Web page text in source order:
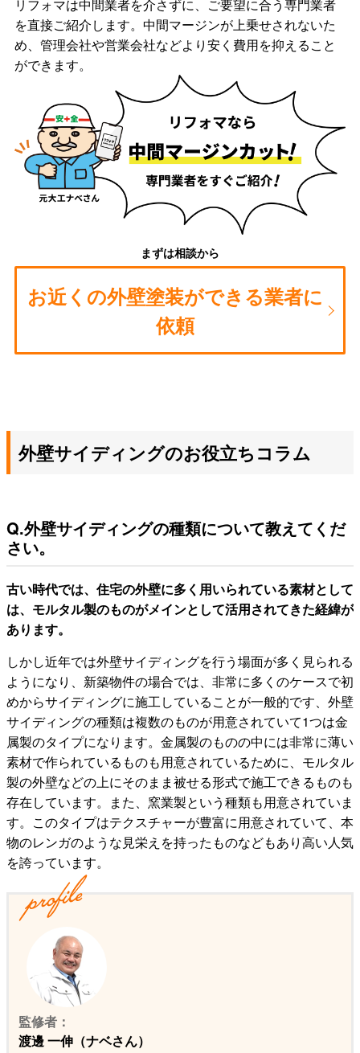
リフォマは中間業者を介さずに、ご要望に合う専門業者
を直接ご紹介します。中間マージンが上乗せされないた
め、管理会社や営業会社などより安く費用を抑えること
ができます。
まずは相談から
お近くの外壁塗装ができる業者に
依頼
外壁サイディングのお役立ちコラム
Q.外壁サイディングの種類について教えてくだ
さい。
古い時代では、住宅の外壁に多く用いられている素材として
は、モルタル製のものがメインとして活用されてきた経緯が
あります。
しかし近年では外壁サイディングを行う場面が多く見られる
ようになり、新築物件の場合では、非常に多くのケースで初
めからサイディングに施工していることが一般的です、外壁
サイディングの種類は複数のものが用意されていて1つは金
属製のタイプになります。金属製のものの中には非常に薄い
素材で作られているものも用意されているために、モルタル
製の外壁などの上にそのまま被せる形式で施工できるものも
存在しています。また、窯業製という種類も用意されていま
す。このタイプはテクスチャーが豊富に用意されていて、本
物のレンガのような見栄えを持ったものなどもあり高い人気
を誇っています。
監修者：
渡邊 一伸（ナベさん）